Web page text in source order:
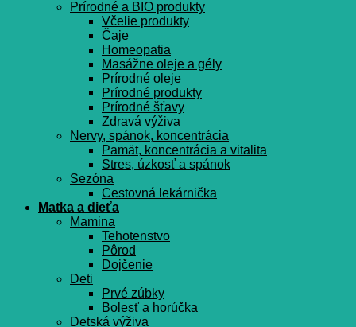
Prírodné a BIO produkty
Včelie produkty
Čaje
Homeopatia
Masážne oleje a gély
Prírodné oleje
Prírodné produkty
Prírodné šťavy
Zdravá výživa
Nervy, spánok, koncentrácia
Pamät, koncentrácia a vitalita
Stres, úzkosť a spánok
Sezóna
Cestovná lekárnička
Matka a dieťa
Mamina
Tehotenstvo
Pôrod
Dojčenie
Deti
Prvé zúbky
Bolesť a horúčka
Detská výživa